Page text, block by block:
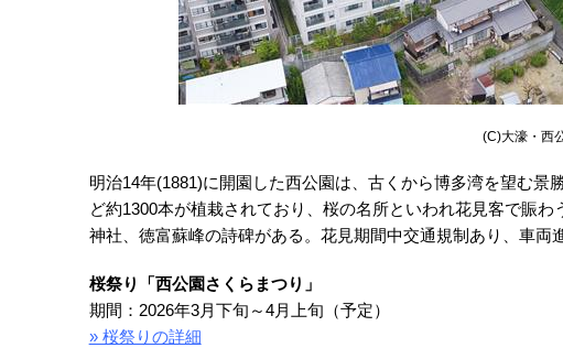
(C)大濠・西
明治14年(1881)に開園した西公園は、古くから博多湾を望む
ど約1300本が植栽されており、桜の名所といわれ花見客で賑
神社、徳富蘇峰の詩碑がある。花見期間中交通規制あり、車両
桜祭り「西公園さくらまつり」
期間：2026年3月下旬～4月上旬（予定）
» 桜祭りの詳細